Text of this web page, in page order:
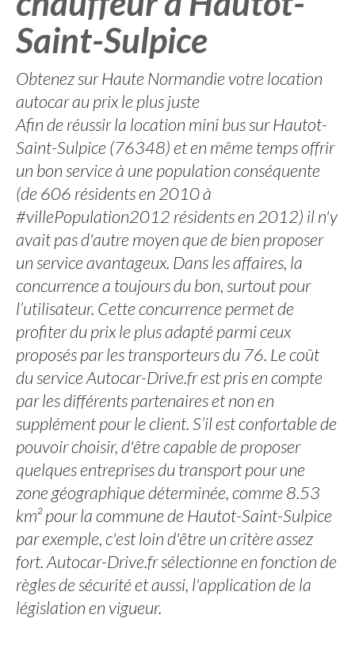
Saint-Sulpice
Obtenez sur Haute Normandie votre location
autocar au prix le plus juste
Afin de réussir la location mini bus sur Hautot-
Saint-Sulpice (76348) et en même temps offrir
un bon service à une population conséquente
(de 606 résidents en 2010 à
#villePopulation2012 résidents en 2012) il n'y
avait pas d'autre moyen que de bien proposer
un service avantageux. Dans les affaires, la
concurrence a toujours du bon, surtout pour
l’utilisateur. Cette concurrence permet de
profiter du prix le plus adapté parmi ceux
proposés par les transporteurs du 76. Le coût
du service Autocar-Drive.fr est pris en compte
par les différents partenaires et non en
supplément pour le client. S’il est confortable de
pouvoir choisir, d'être capable de proposer
quelques entreprises du transport pour une
zone géographique déterminée, comme 8.53
km² pour la commune de Hautot-Saint-Sulpice
par exemple, c'est loin d'être un critère assez
fort. Autocar-Drive.fr sélectionne en fonction de
règles de sécurité et aussi, l'application de la
législation en vigueur.